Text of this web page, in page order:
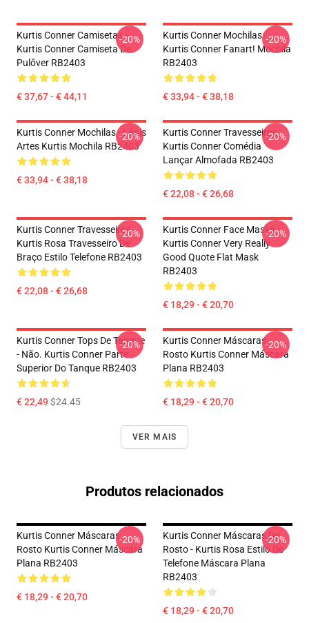
Kurtis Conner Camisetas -
Kurtis Conner Camiseta De
Pulôver RB2403
€ 37,67 - € 44,11
-20%
Kurtis Conner Mochilas -
Kurtis Conner Fanart! Mochila
RB2403
€ 33,94 - € 38,18
-20%
Kurtis Conner Mochilas - Lápis
Artes Kurtis Mochila RB2403
€ 33,94 - € 38,18
-20%
Kurtis Conner Travesseiros...
Kurtis Conner Comédia
Lançar Almofada RB2403
€ 22,08 - € 26,68
-20%
Kurtis Conner Travesseiros -
Kurtis Rosa Travesseiro De
Braço Estilo Telefone RB2403
€ 22,08 - € 26,68
-20%
Kurtis Conner Face Masks -
Kurtis Conner Very Really
Good Quote Flat Mask
RB2403
€ 18,29 - € 20,70
-20%
Kurtis Conner Tops De Tanque
- Não. Kurtis Conner Parte
Superior Do Tanque RB2403
€ 22,49$24.45
-20%
Kurtis Conner Máscaras
Rosto Kurtis Conner Máscara
Plana RB2403
€ 18,29 - € 20,70
-20%
VER MAIS
Produtos relacionados
Kurtis Conner Máscaras
Rosto Kurtis Conner Máscara
Plana RB2403
€ 18,29 - € 20,70
-20%
Kurtis Conner Máscaras De
Rosto - Kurtis Rosa Estilo De
Telefone Máscara Plana
RB2403
€ 18,29 - € 20,70
-20%